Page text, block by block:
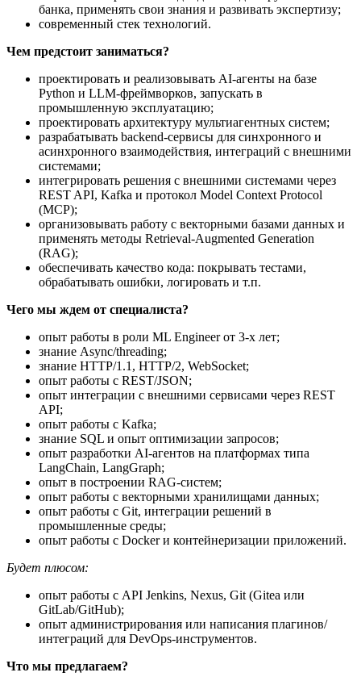
банка, применять свои знания и развивать экспертизу;
современный стек технологий.
Чем предстоит заниматься?
проектировать и реализовывать AI-агенты на базе
Python и LLM-фреймворков, запускать в
промышленную эксплуатацию;
проектировать архитектуру мультиагентных систем;
разрабатывать backend-сервисы для синхронного и
асинхронного взаимодействия, интеграций с внешними
системами;
интегрировать решения с внешними системами через
REST API, Kafka и протокол Model Context Protocol
(MCP);
организовывать работу с векторными базами данных и
применять методы Retrieval-Augmented Generation
(RAG);
обеспечивать качество кода: покрывать тестами,
обрабатывать ошибки, логировать и т.п.
Чего мы ждем от специалиста?
опыт работы в роли ML Engineer от 3-х лет;
знание Async/threading;
знание HTTP/1.1, HTTP/2, WebSocket;
опыт работы с REST/JSON;
опыт интеграции с внешними сервисами через REST
API;
опыт работы с Kafka;
знание SQL и опыт оптимизации запросов;
опыт разработки AI-агентов на платформах типа
LangChain, LangGraph;
опыт в построении RAG-систем;
опыт работы с векторными хранилищами данных;
опыт работы с Git, интеграции решений в
промышленные среды;
опыт работы с Docker и контейнеризации приложений.
Будет плюсом:
опыт работы с API Jenkins, Nexus, Git (Gitea или
GitLab/GitHub);
опыт администрирования или написания плагинов/
интеграций для DevOps-инструментов.
Что мы предлагаем?